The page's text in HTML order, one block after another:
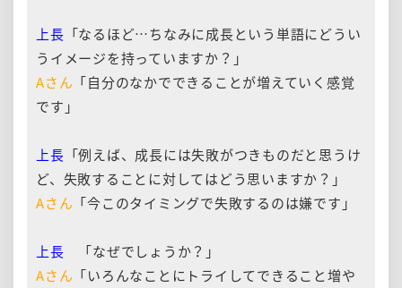
上長 「なるほど…ちなみに成長という単語にどうい
うイメージを持っていますか？」
Aさん 「自分のなかでできることが増えていく感覚
です」
上長 「例えば、成長には失敗がつきものだと思うけ
ど、失敗することに対してはどう思いますか？」
Aさん 「今このタイミングで失敗するのは嫌です」
上長 「なぜでしょうか？」
Aさん 「いろんなことにトライしてできること増や